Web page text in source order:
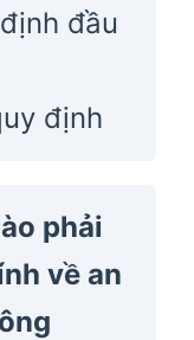
đầu
định
phải
về an